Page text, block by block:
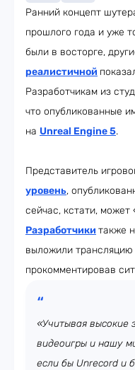
Ранний концепт
прошлого года и уже
были в восторге,
реалистичной
Разработчикам из
что опубликованные
на Unreal Engine 5.
Представитель
уровень,
сейчас, кстати,
Разработчики также
выложили трансляцию
прокомментировав
«Учитывая высокие
видеоигры и нашу
если бы Unrecord и